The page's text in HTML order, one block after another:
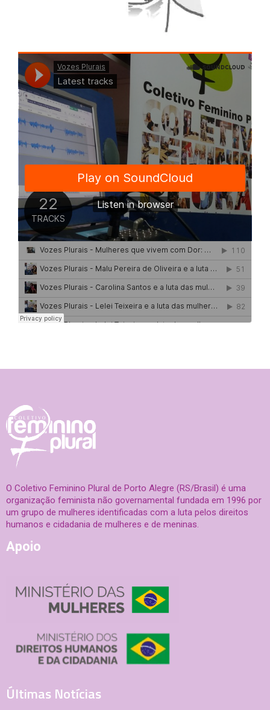
O Coletivo Feminino Plural de Porto Alegre (RS/Brasil) é uma
organização feminista não governamental fundada em 1996 por
um grupo de mulheres identificadas com a luta pelos direitos
humanos e cidadania de mulheres e de meninas.
Apoio
Últimas Notícias